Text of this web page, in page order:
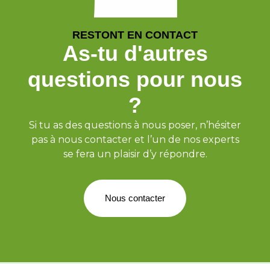
RESTONT EN CONTACT
As-tu d'autres
questions pour nous
?
Si tu as des questions à nous poser, n’hésiter
pas à nous contacter et l’un de nos experts
se fera un plaisir d’y répondre.
Nous contacter